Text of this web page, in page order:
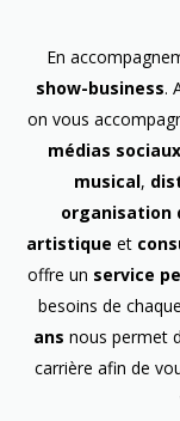
En
show-business.
on vous
médias sociaux
musical,
organisation
artistique et
offre un service
besoins de
ans nous permet
carrière afin de